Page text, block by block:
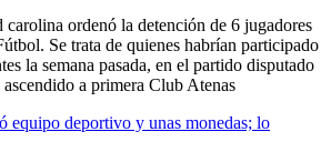
ordenó la detención de 6 jugadores
Se trata de quienes habrían participado
la semana pasada, en el partido disputado
a primera Club Atenas